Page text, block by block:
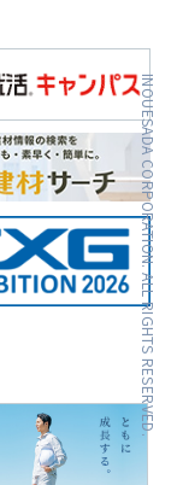
INOUESADA CORPORATION. ALL RIGHTS RESERVED.